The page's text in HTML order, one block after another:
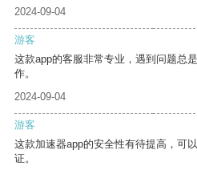
2024-09-04
游客
这款app的客服非常专业，遇到问题总
作。
2024-09-04
游客
这款加速器app的安全性有待提高，可
证。